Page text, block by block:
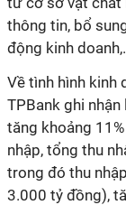
thông tin, bổ
động kinh
Về tình hình kinh
TPBank ghi
tăng khoảng
nhập, tổng thu
trong đó thu
3.000 tỷ đồng),